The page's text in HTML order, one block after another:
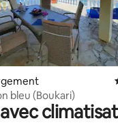
sur la base de 111
bleu (Boukari)